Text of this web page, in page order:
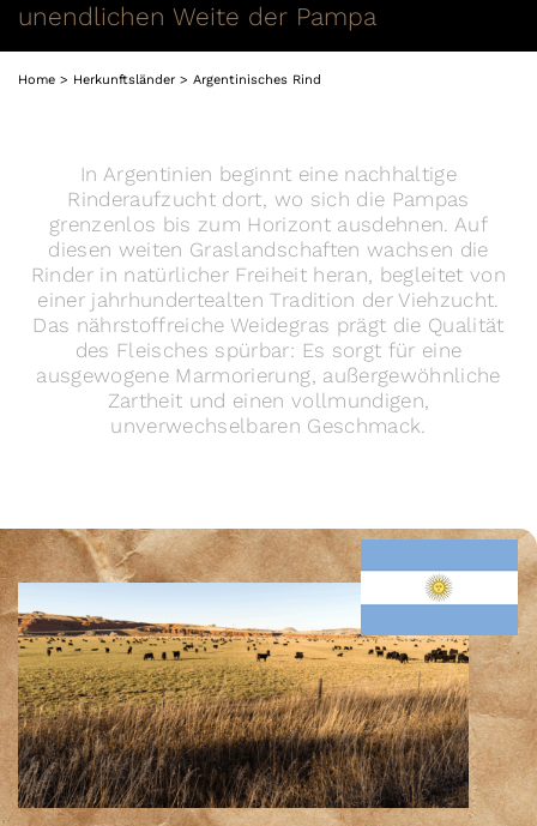
unendlichen Weite der Pampa
Home Herkunftsländer Argentinisches Rind
In Argentinien beginnt eine nachhaltige
Rinderaufzucht dort, wo sich die Pampas
grenzenlos bis zum Horizont ausdehnen. Auf
diesen weiten Graslandschaften wachsen die
Rinder in natürlicher Freiheit heran, begleitet von
einer jahrhundertealten Tradition der Viehzucht.
Das nährstoffreiche Weidegras prägt die Qualität
des Fleisches spürbar: Es sorgt für eine
ausgewogene Marmorierung, außergewöhnliche
Zartheit und einen vollmundigen,
unverwechselbaren Geschmack.